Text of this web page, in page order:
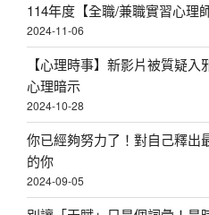
114年度【全職/兼職實習心理
2024-11-06
【心理時事】新影片被質疑
心理暗示
2024-10-28
你已經夠努力了！對自己釋出
的你
2024-09-05